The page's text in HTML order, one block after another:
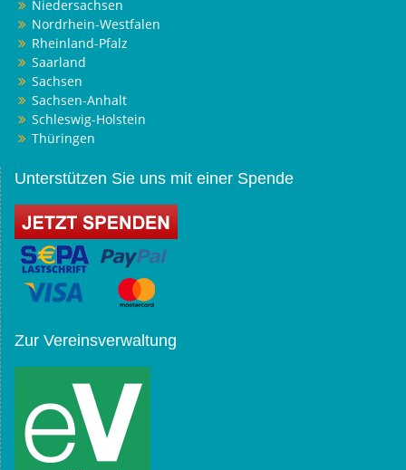
Niedersachsen
Nordrhein-Westfalen
Rheinland-Pfalz
Saarland
Sachsen
Sachsen-Anhalt
Schleswig-Holstein
Thüringen
Unterstützen Sie uns mit einer Spende
Zur Vereinsverwaltung